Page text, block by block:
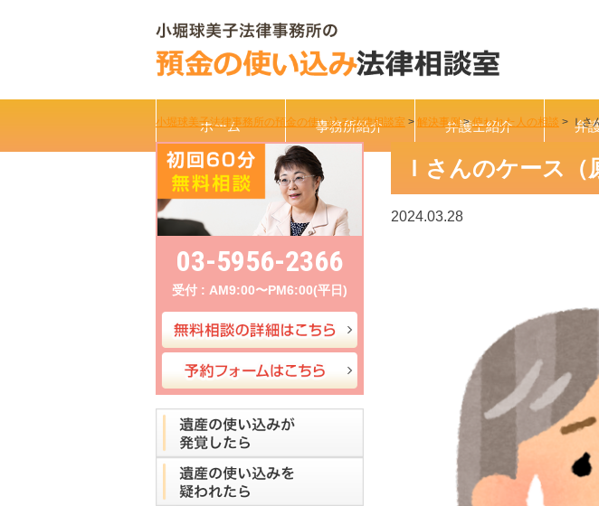
ホーム 事務所紹介 弁護士紹介 弁
小堀球美子法律事務所の預金の使い込み法律相談室 > 解決事例>使われた人の相談 > Ｉ
03-5956-2366
受付 : AM9:00〜PM6:00(平日)
Ｉさんのケース（
2024.03.28